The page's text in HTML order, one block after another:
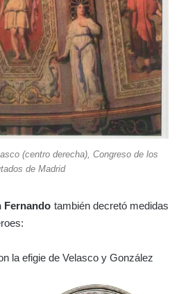
(centro derecha), Congreso de los
de Madrid
Fernando también decretó medidas
la efigie de Velasco y González